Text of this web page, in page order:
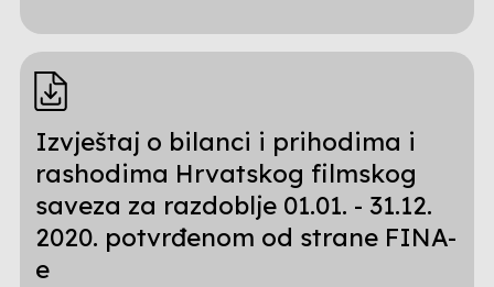
Izvještaj o bilanci i prihodima i
rashodima Hrvatskog filmskog
saveza za razdoblje 01.01. - 31.12.
2020. potvrđenom od strane FINA-
e